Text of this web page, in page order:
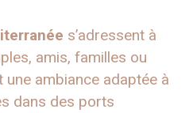
s’adressent à
amis, familles ou
ambiance adaptée à
dans des ports